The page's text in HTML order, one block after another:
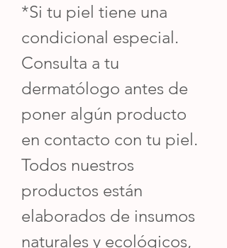
*Si tu piel tiene una
condicional especial.
Consulta a tu
dermatólogo antes de
poner algún producto
en contacto con tu piel.
Todos nuestros
productos están
elaborados de insumos
naturales y ecológicos,